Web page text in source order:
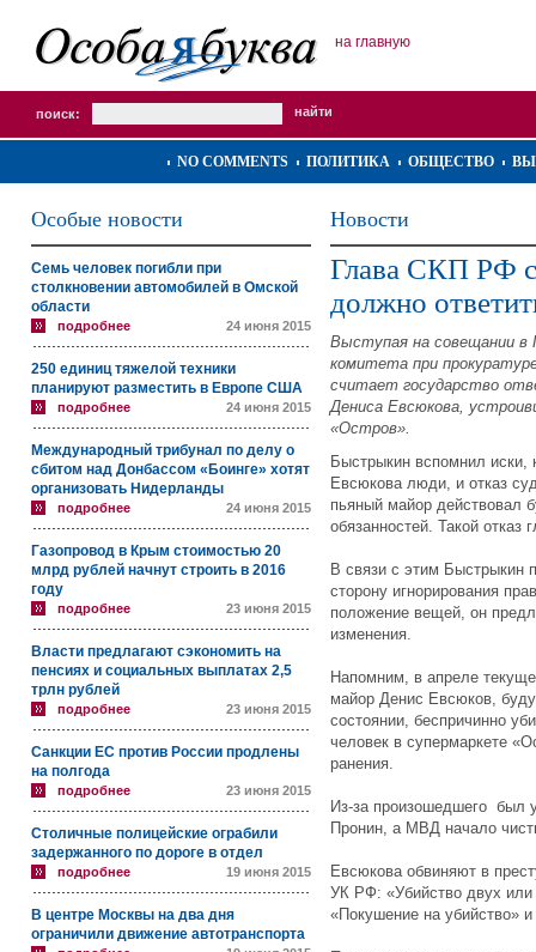
на главную
поиск:
NO COMMENTS ПОЛИТИКА ОБЩЕСТВО
Особые новости
Семь человек погибли при
столкновении автомобилей в Омской
области
подробнее 24 июня 2015
250 единиц тяжелой техники
планируют разместить в Европе США
подробнее 24 июня 2015
Международный трибунал по делу о
сбитом над Донбассом «Боинге» хотят
организовать Нидерланды
подробнее 24 июня 2015
Газопровод в Крым стоимостью 20
млрд рублей начнут строить в 2016
году
подробнее 23 июня 2015
Власти предлагают сэкономить на
пенсиях и социальных выплатах 2,5
трлн рублей
подробнее 23 июня 2015
Санкции ЕС против России продлены
на полгода
подробнее 23 июня 2015
Столичные полицейские ограбили
задержанного по дороге в отдел
подробнее 19 июня 2015
В центре Москвы на два дня
ограничили движение автотранспорта
Новости
Глава СКП РФ
должно
Выступая на совещании в
комитета при
считает государство
Дениса Евсюкова,
«Остров».
Быстрыкин вспомнил иски,
Евсюкова люди, и отказ
пьяный майор действовал
обязанностей. Такой
В связи с этим Быстрыкин
сторону игнорирования
положение вещей, он
изменения.
Напомним, в апреле
майор Денис Евсюков,
состоянии, беспричинно
человек в супермаркете
ранения.
Из-за произошедшего был
Пронин, а МВД начало
Евсюкова обвиняют в
УК РФ: «Убийство двух или
«Покушение на убийство»